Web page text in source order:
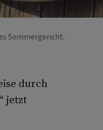
Sommergericht.
durch
jetzt